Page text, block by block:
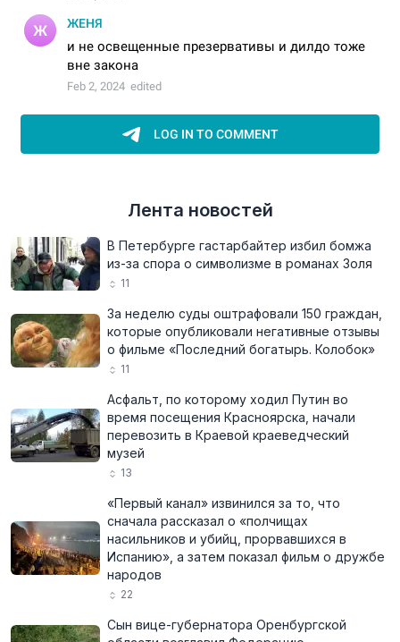
Лента новостей
В Петербурге гастарбайтер избил бомжа
из-за спора о символизме в романах Золя
11
За неделю суды оштрафовали 150 граждан,
которые опубликовали негативные отзывы
о фильме «Последний богатырь. Колобок»
11
Асфальт, по которому ходил Путин во
время посещения Красноярска, начали
перевозить в Краевой краеведческий
музей
13
«Первый канал» извинился за то, что
сначала рассказал о «полчищах
насильников и убийц, прорвавшихся в
Испанию», а затем показал фильм о дружбе
народов
22
Сын вице-губернатора Оренбургской